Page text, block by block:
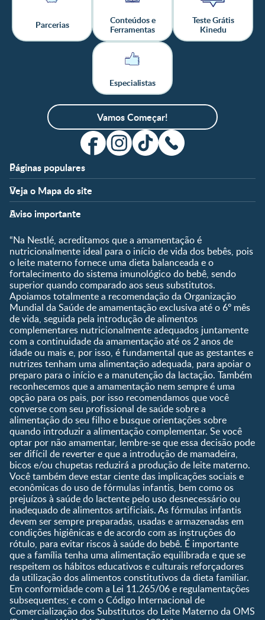
Parcerias
Conteúdos e
Ferramentas
Teste Grátis
Kinedu
Especialistas
Vamos Começar!
Páginas populares
Apoio
FAQ
Nossos Artigos
Fale conosco
Clube
Shopping
Compre Agora
Veja o Mapa do site
Fases
Pré-Concepção
Gravidez
Pós-Parto
0 a 5 meses
6 a 8 meses
9 a 12 meses
1 a 3 anos
Pré-escolar
Temas
Desenvolvimento
Ser Mãe e Pai
Nutrição, Alimentação e
Saúde
Ferramentas
Quando eu ficarei fértil?
Que dia meu bebê vai
nascer?
Guia de Nomes para Bebê
Calendário de semanas de
gravidez
Calculadora de cor dos
olhos
Curva de crescimento do
bebê
Planeta dos Pais
Receitas
Aviso importante
“Na Nestlé, acreditamos que a amamentação é
nutricionalmente ideal para o início de vida dos bebês, pois
o leite materno fornece uma dieta balanceada e o
fortalecimento do sistema imunológico do bebê, sendo
superior quando comparado aos seus substitutos.
Apoiamos totalmente a recomendação da Organização
Mundial da Saúde de amamentação exclusiva até o 6º mês
de vida, seguida pela introdução de alimentos
complementares nutricionalmente adequados juntamente
com a continuidade da amamentação até os 2 anos de
idade ou mais e, por isso, é fundamental que as gestantes e
nutrizes tenham uma alimentação adequada, para apoiar o
preparo para o início e a manutenção da lactação. Também
reconhecemos que a amamentação nem sempre é uma
opção para os pais, por isso recomendamos que você
converse com seu profissional de saúde sobre a
alimentação do seu filho e busque orientações sobre
quando introduzir a alimentação complementar. Se você
optar por não amamentar, lembre-se que essa decisão pode
ser difícil de reverter e que a introdução de mamadeira,
bicos e/ou chupetas reduzirá a produção de leite materno.
Você também deve estar ciente das implicações sociais e
econômicas do uso de fórmulas infantis, bem como os
prejuízos à saúde do lactente pelo uso desnecessário ou
inadequado de alimentos artificiais. As fórmulas infantis
devem ser sempre preparadas, usadas e armazenadas em
condições higiênicas e de acordo com as instruções do
rótulo, para evitar riscos à saúde do bebê. É importante
que a família tenha uma alimentação equilibrada e que se
respeitem os hábitos educativos e culturais reforçadores
da utilização dos alimentos constitutivos da dieta familiar.
Em conformidade com a Lei 11.265/06 e regulamentações
subsequentes; e com o Código Internacional de
Comercialização dos Substitutos do Leite Materno da OMS